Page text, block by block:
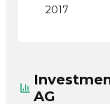
2017
AG